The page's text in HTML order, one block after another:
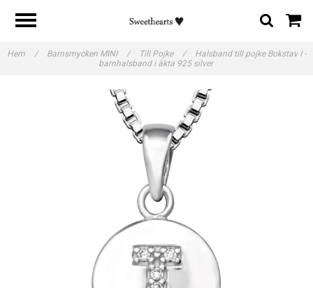
Hem / Barnsmycken MINI / Till Pojke /
Halsband till pojke Bokstav I -
barnhalsband i äkta 925 silver